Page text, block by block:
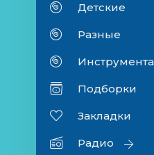
Детские
Разные
Подборки
Закладки
Радио